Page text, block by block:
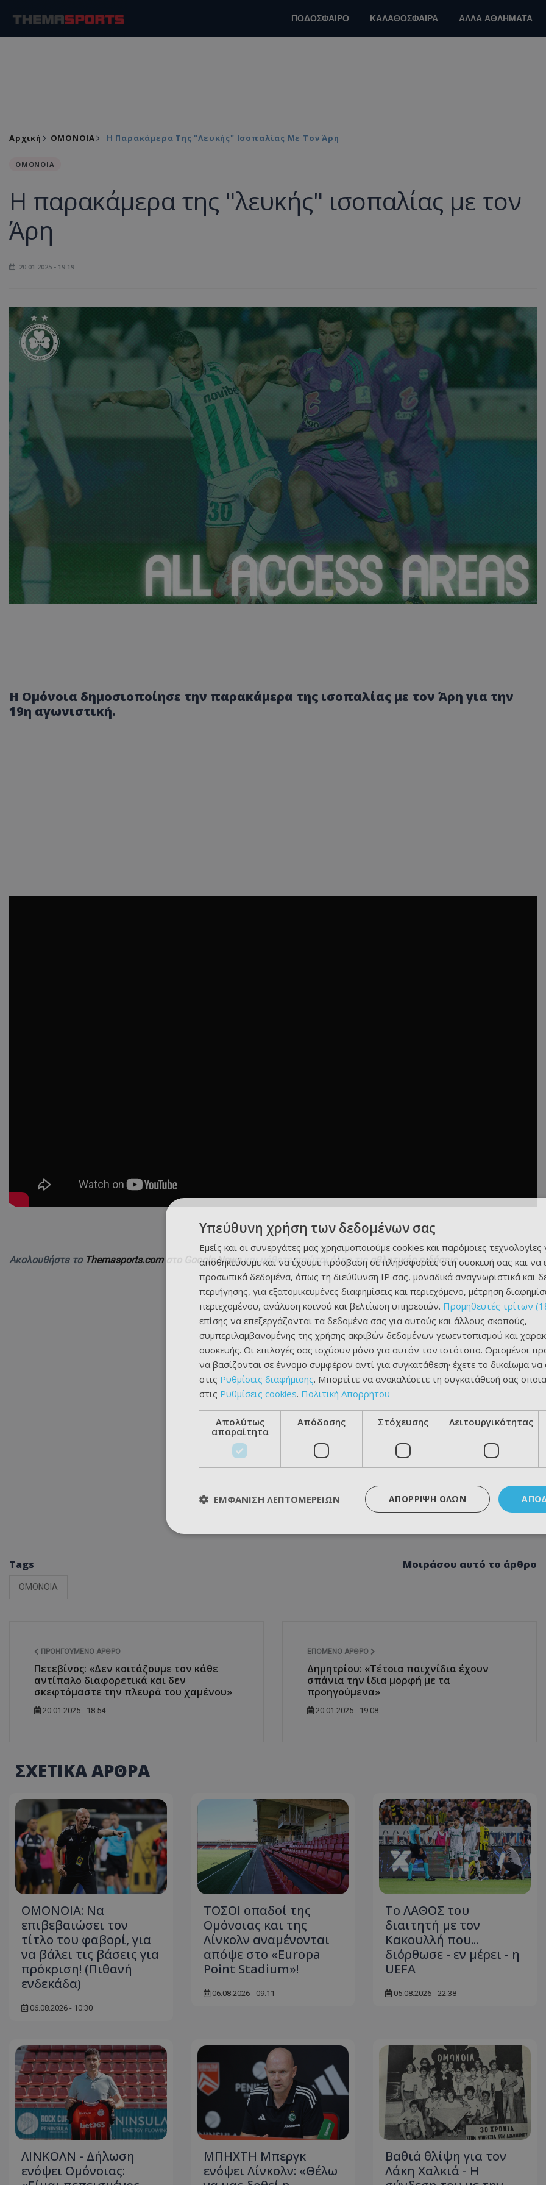
ΠΟΔΟΣΦΑΙΡΟ ΚΑΛΑΘΟΣΦΑΙΡΑ ΑΛΛΑ ΑΘΛΗΜΑΤΑ
Αρχική ΟΜΟΝΟΙΑ Η Παρακάμερα Της "λευκής" Ισοπαλίας Με Τον Άρη
ΟΜΟΝΟΙΑ
Η παρακάμερα της "λευκής" ισοπαλίας με τον
Άρη
20.01.2025 - 19:19
Η Ομόνοια δημοσιοποίησε την παρακάμερα της ισοπαλίας με τον Άρη για την
19η αγωνιστική.
Ακολουθήστε το Themasports.com στο Google Newsκαι μάθετε πρώτοι όλες τις αθλητικές ειδήσεις
Tags
ΟΜΟΝΟΙΑ
Μοιράσου αυτό το άρθρο
ΠΡΟΗΓΟΎΜΕΝΟ ΆΡΘΡΟ
Πετεβίνος: «Δεν κοιτάζουμε τον κάθε
αντίπαλο διαφορετικά και δεν
σκεφτόμαστε την πλευρά του χαμένου»
20.01.2025 - 18:54
ΕΠΌΜΕΝΟ ΆΡΘΡΟ
Δημητρίου: «Τέτοια παιχνίδια έχουν
σπάνια την ίδια μορφή με τα
προηγούμενα»
20.01.2025 - 19:08
ΣΧΕΤΙΚΑ ΑΡΘΡΑ
ΟΜΟΝΟΙΑ: Να
επιβεβαιώσει τον
τίτλο του φαβορί, για
να βάλει τις βάσεις για
πρόκριση! (Πιθανή
ενδεκάδα)
06.08.2026 - 10:30
ΤΟΣΟΙ οπαδοί της
Ομόνοιας και της
Λίνκολν αναμένονται
απόψε στο «Europa
Point Stadium»!
06.08.2026 - 09:11
Το ΛΑΘΟΣ του
διαιτητή με τον
Κακουλλή που...
διόρθωσε - εν μέρει - η
UEFA
05.08.2026 - 22:38
ΛΙΝΚΟΛΝ - Δήλωση
ενόψει Ομόνοιας:
ΜΠΗΧΤΗ Μπεργκ
ενόψει Λίνκολν: «Θέλω
Βαθιά θλίψη για τον
Λάκη Χαλκιά - Η
Υπεύθυνη χρήση των δεδομένων σας
Εμείς και οι συνεργάτες μας χρησιμοποιούμε cookies και παρόμοιες τεχνολογίες
αποθηκεύουμε και να έχουμε πρόσβαση σε πληροφορίες στη συσκευή σας και να
προσωπικά δεδομένα, όπως τη διεύθυνση IP σας, μοναδικά αναγνωριστικά και
περιήγησης, για εξατομικευμένες διαφημίσεις και περιεχόμενο, μέτρηση
περιεχομένου, ανάλυση κοινού και βελτίωση υπηρεσιών. Προμηθευτές τρίτων
επίσης να επεξεργάζονται τα δεδομένα σας για αυτούς και άλλους σκοπούς,
συμπεριλαμβανομένης της χρήσης ακριβών δεδομένων γεωεντοπισμού και
συσκευής. Οι επιλογές σας ισχύουν μόνο για αυτόν τον ιστότοπο. Ορισμένοι
να βασίζονται σε έννομο συμφέρον αντί για συγκατάθεση· έχετε το δικαίωμα να
στις Ρυθμίσεις διαφήμισης. Μπορείτε να ανακαλέσετε τη συγκατάθεσή σας
στις Ρυθμίσεις cookies. Πολιτική Απορρήτου
Απολύτως
απαραίτητα
Απόδοσης Στόχευσης Λειτουργικότητας
ΑΠΌΡΡΙΨΗ ΌΛΩΝ
ΕΜΦΆΝΙΣΗ ΛΕΠΤΟΜΕΡΕΙΏΝ